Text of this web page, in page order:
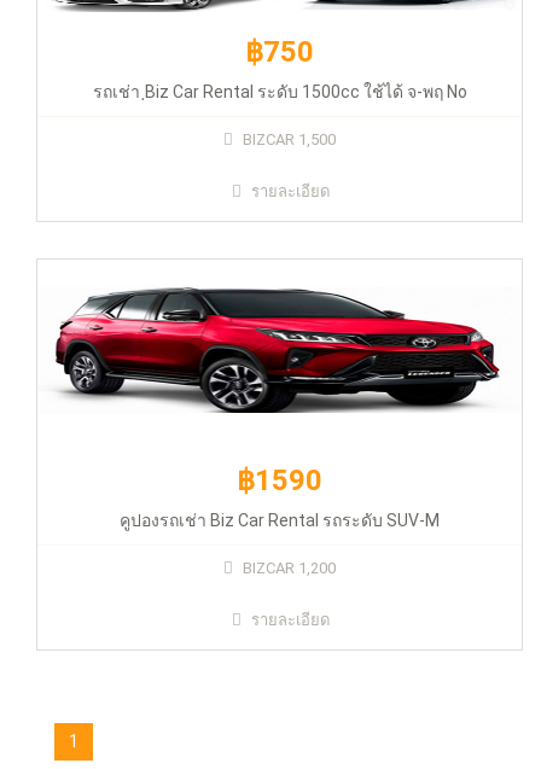
฿750
รถเช่า ฺBiz Car Rental ระดับ 1500cc ใช้ได้ จ-พฤ No
BIZCAR 1,500
รายละเอียด
฿1590
คูปองรถเช่า Biz Car Rental รถระดับ SUV-M
฿1590
BIZCAR 1,200
รายละเอียด
1